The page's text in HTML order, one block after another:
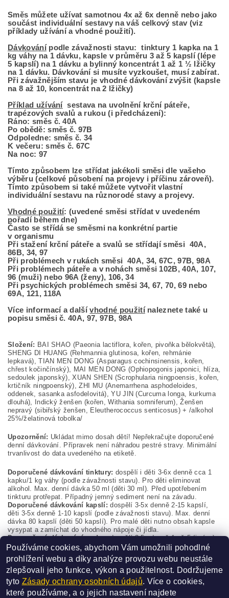
Směs můžete užívat samotnou 4x až 6x denně nebo jako
součást individuální sestavy na váš celkový stav (viz
příklady užívání a vhodné použití).
Dávkovánípodle závažnosti stavu: tinktury 1 kapka na 1
kg váhy na 1 dávku, kapsle v průměru 3 až 5 kapslí (lépe
5 kapslí) na 1 dávku a bylinný koncentrát 1 až 1 ½ lžičky
na 1 dávku. Dávkování si musíte vyzkoušet, musí zabírat.
Při závažnějším stavu je vhodné dávkování zvýšit (kapsle
na 8 až 10, koncentrát na 2 lžičky)
Příklad užívání sestava na uvolnění krční páteře,
trapézových svalů a rukou (i předcházení):
Ráno: směs č. 40A
Po obědě: směs č. 97B
Odpoledne: směs č. 34
K večeru: směs č. 67C
Na noc: 97
Tímto způsobem lze střídat jakékoli směsi dle vašeho
výběru (celkové působení na projevy i příčinu zároveň).
Tímto způsobem si také můžete vytvořit vlastní
individuální sestavu na různorodé stavy a projevy.
Vhodné použití: (uvedené směsi střídat v uvedeném
pořadí během dne)
Často se střídá se směsmi na konkrétní partie
v organismu
Při stažení krční páteře a svalů se střídají směsi 40A,
86B, 34, 97
Při problémech v rukách směsi 40A, 34, 67C, 97B, 98A
Při problémech páteře a v nohách směsi 102B, 40A, 107,
96 (muži) nebo 96A (ženy), 106, 34
Při psychických problémech směsi 34, 67, 70, 69 nebo
69A, 121, 118A
Více informací a dalšívhodné použitínaleznete také u
popisu směsi č. 40A, 97, 97B, 98A
Složení: BAI SHAO (Paeonia lactiflora, kořen, pivoňka bělokvětá),
SHENG DI HUANG (Rehmannia glutinosa, kořen, rehmánie
lepkavá), TIAN MEN DONG (Asparagus cochinsinensis, kořen,
chřest kočinčínský), MAI MEN DONG (Ophiopogonis japonici, hlíza,
sedoulek japonský), XUAN SHEN (Scrophularia ningpoensis, kořen,
krtičník ningpoenský), ZHI MU (Anemarrhena asphodeloides,
oddenek, sasanka asfodelovitá), YU JIN (Curcuma longa, kurkuma
dlouhá), Indický ženšen (kořen, Withania somniferum), Ženšen
nepravý (sibiřský ženšen, Eleutherococcus senticosus) + /alkohol
25%/želatinová tobolka/
Upozornění: Ukládat mimo dosah dětí! Nepřekračujte doporučené
denní dávkování. Přípravek není náhradou pestré stravy. Minimální
trvanlivost do data uvedeného na etiketě.
Doporučené dávkování tinktury: dospělí i děti 3-6x denně cca 1
kapku/1 kg váhy (podle závažnosti stavu). Pro děti eliminovat
alkohol. Max. denní dávka 50 ml (děti 30 ml).
Před upotřebením
tinkturu protřepat. Případný jemný sediment není na závadu.
Doporučené dávkování kapslí: dospělí 3-5x denně 2-15 kapslí,
děti 3-5x denně 1-10 kapslí (podle závažnosti stavu). Max. denní
dávka 80 kapslí (děti 50 kapslí). Pro malé děti nutno obsah kapsle
vysypat a zamíchat do vhodného nápoje či jídla.
Doporučené dávkování pudru:dospělí 3-5x denně 1 až 5 (i více)
gramů, děti 3-5x denně 0,5 až 2 (i více) gramy (podle závažnosti
stavu). Max. denní dávka 30 gramů (děti 20 gramů), lze zamíchat
do vhodného nápoje či jídla.
Buďte první, kdo napíše příspěvek k této položce.
Přidat komentář
Používáme cookies, abychom Vám umožnili pohodlné
prohlížení webu a díky analýze provozu webu neustále
zlepšovali jeho funkce, výkon a použitelnost. Dodržujeme
tyto Zásady ochrany osobních údajů. Více o cookies,
které používáme, a o jejich nastavení najdete